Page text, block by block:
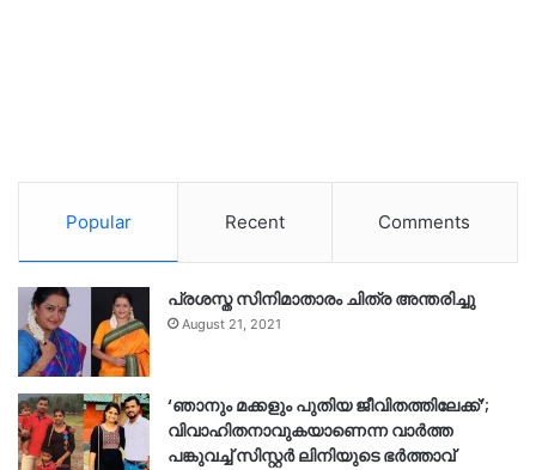
Popular Recent Comments
പ്രശസ്ത സിനിമാതാരം ചിത്ര അന്തരിച്ചു
August 21, 2021
‘ഞാനും മക്കളും പുതിയ ജീവിതത്തിലേക്ക്’;
വിവാഹിതനാവുകയാണെന്ന വാർത്ത
പങ്കുവച്ച് സിസ്റ്റർ ലിനിയുടെ ഭർത്താവ്